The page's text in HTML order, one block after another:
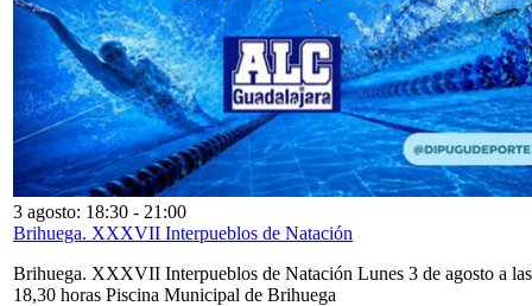
3 agosto: 18:30 - 21:00
Brihuega. XXXVII Interpueblos de Natación
Brihuega. XXXVII Interpueblos de Natación Lunes 3 de agosto a las
18,30 horas Piscina Municipal de Brihuega